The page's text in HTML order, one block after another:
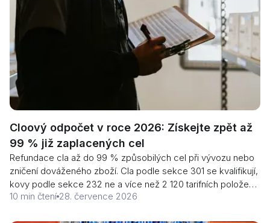
Cloový odpočet v roce 2026: Získejte zpět až
99 % již zaplacených cel
Refundace cla až do 99 % způsobilých cel při vývozu nebo
zničení dováženého zboží. Cla podle sekce 301 se kvalifikují,
kovy podle sekce 232 ne a více než 2 120 tarifních položek
je osvobozeno od nového červencového opatření. Před
10 min čtení 28. července 2026